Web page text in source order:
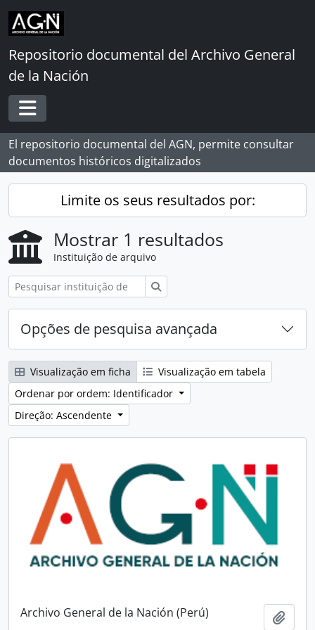
Skip to main content
Repositorio documental del Archivo General
de la Nación
Toggle navigation
El repositorio documental del AGN, permite consultar
documentos históricos digitalizados
Limite os seus resultados por:
Mostrar 1 resultados
Instituição de arquivo
Opções de pesquisa avançada
Visualização em ficha
Visualização em tabela
Ordenar por ordem: Identificador
Direção: Ascendente
Archivo General de la Nación (Perú)